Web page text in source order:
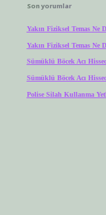
Son yorumlar
Yakın Fiziksel Temas Ne
Yakın Fiziksel Temas Ne
Sümüklü Böcek Acı
Sümüklü Böcek Acı
Polise Silah Kullanma